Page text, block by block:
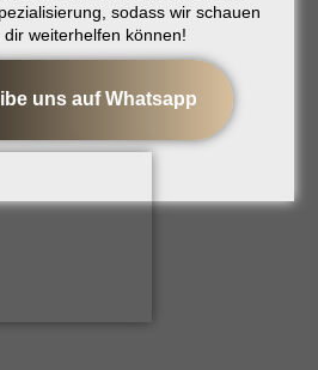
sodass wir schauen
weiterhelfen können!
uns auf Whatsapp